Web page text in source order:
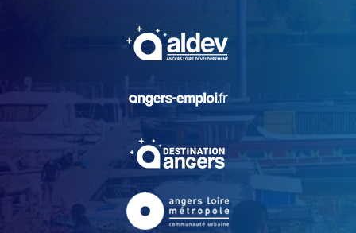
, Ouvre une nouvelle
, Ouvre une nouvelle